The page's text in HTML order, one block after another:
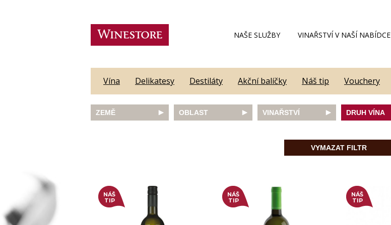
NAŠE SLUŽBY VINAŘSTVÍ V NAŠÍ NABÍDCE
Vína Delikatesy Destiláty Akční balíčky Náš tip Vouchery
ZEMĚ
Nový Zéland
Portugalsko
Rakousko
OBLAST
Castilla y Leon
VINAŘSTVÍ
Castello Vicchiomaggio
Decordi
DIVIN
DRUH VÍNA
fortifikované
VYMAZAT FILTR
NÁŠ
TIP
NÁŠ
TIP
NÁŠ
TIP